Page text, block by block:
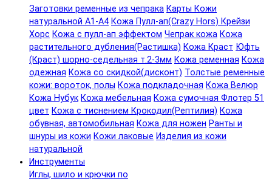
Заготовки ременные из чепрака Карты Кожи
натуральной А1-А4 Кожа Пулл-ап(Crazy Hors) Крейзи
Хорс Кожа с пулл-ап эффектом Чепрак кожа Кожа
растительного дубления(Растишка) Кожа Краст Юфть
(Краст) шорно-седельная т.2-3мм Кожа ременная Кожа
одежная Кожа со скидкой(дисконт) Толстые ременные
кожи: вороток, полы Кожа подкладочная Кожа Велюр
Кожа Нубук Кожа мебельная Кожа сумочная Флотер 51
цвет Кожа с тиснением Крокодил(Рептилия) Кожа
обувная, автомобильная Кожа для ножен Ранты и
шнуры из кожи Кожи лаковые Изделия из кожи
натуральной
Инструменты
Иглы, шило и крючки по